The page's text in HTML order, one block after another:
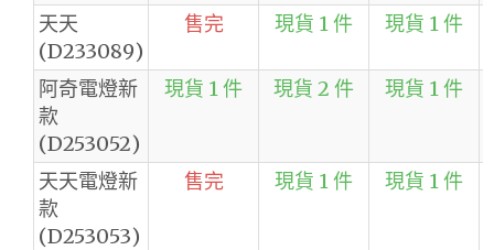
天天
(D233089)
售完 現貨 1 件 現貨 1 件
阿奇電燈新
款
(D253052)
現貨 1 件 現貨 2 件 現貨 1 件
天天電燈新
款
(D253053)
售完 現貨 1 件 現貨 1 件